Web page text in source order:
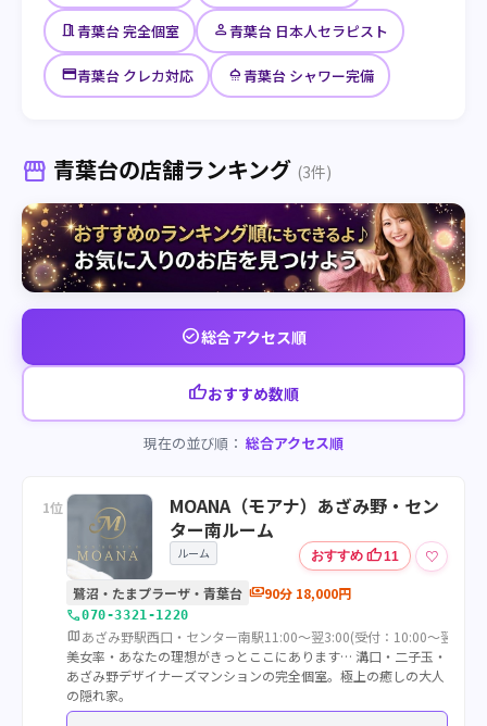
meeting_room青葉台 完全個室 person青葉台 日本人セラピスト
credit_card青葉台 クレカ対応 shower青葉台 シャワー完備
storefront 青葉台の店舗ランキング (3件)
check_circle総合アクセス順
thumb_upおすすめ数順
現在の並び順： 総合アクセス順
1位
MOANA（モアナ）あざみ野・セン
ター南ルーム
ルーム おすすめ thumb_up11
♡
鷺沼・たまプラーザ・青葉台 payments90分 18,000円
call070-3321-1220
mapあざみ野駅西口・センター南駅11:00～翌3:00(受付：10:00～翌2:00)
美女率・あなたの理想がきっとここにあります… 溝口・二子玉・
あざみ野デザイナーズマンションの完全個室。極上の癒しの大人
の隠れ家。